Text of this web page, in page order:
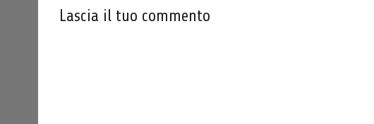
Lascia il tuo commento